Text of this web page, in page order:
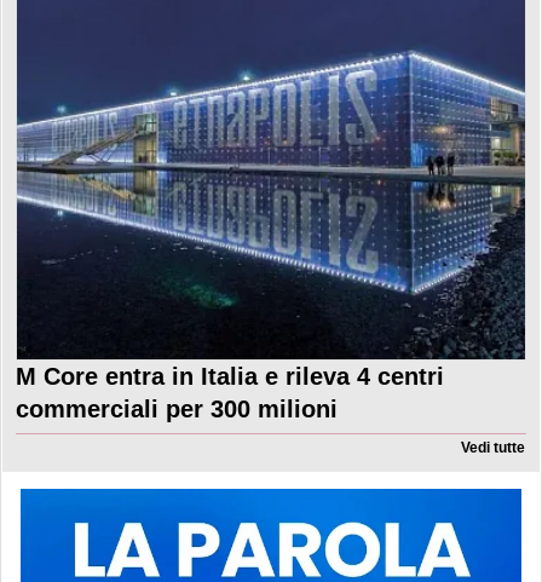
M Core entra in Italia e rileva 4 centri
commerciali per 300 milioni
Vedi tutte